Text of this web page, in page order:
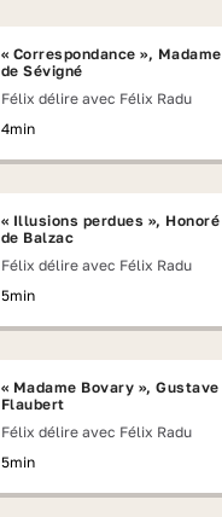
« Correspondance », Madame
de Sévigné
Félix délire avec Félix Radu
4min
« Illusions perdues », Honoré
de Balzac
Félix délire avec Félix Radu
5min
« Madame Bovary », Gustave
Flaubert
Félix délire avec Félix Radu
5min